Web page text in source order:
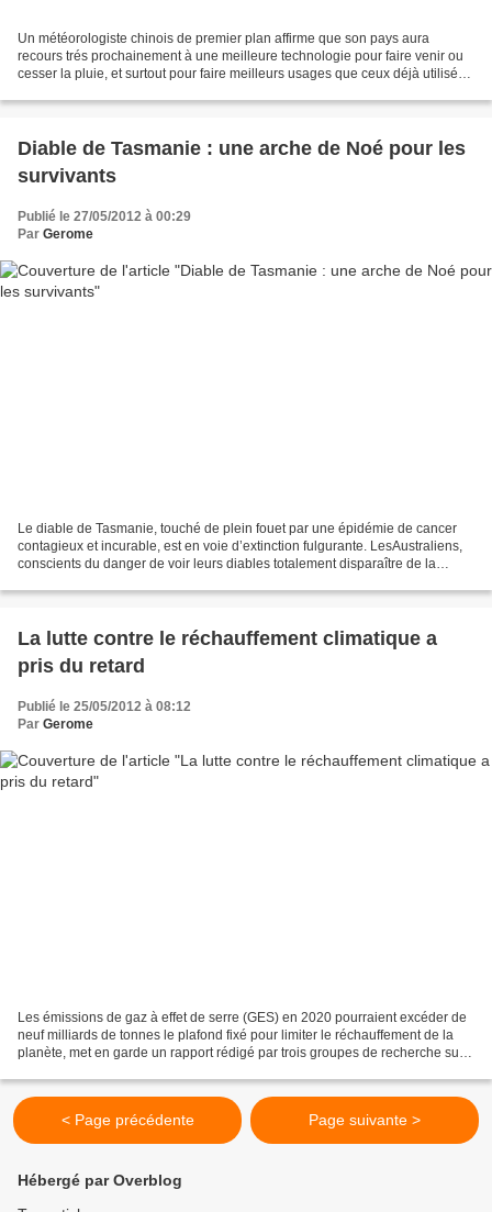
Un météorologiste chinois de premier plan affirme que son pays aura
recours trés prochainement à une meilleure technologie pour faire venir ou
cesser la pluie, et surtout pour faire meilleurs usages que ceux déjà utilisés
Diable de Tasmanie : une arche de Noé pour les
survivants
Publié le 27/05/2012 à 00:29
Par Gerome
Le diable de Tasmanie, touché de plein fouet par une épidémie de cancer
contagieux et incurable, est en voie d’extinction fulgurante. LesAustraliens,
conscients du danger de voir leurs diables totalement disparaître de la
La lutte contre le réchauffement climatique a
pris du retard
Publié le 25/05/2012 à 08:12
Par Gerome
Les émissions de gaz à effet de serre (GES) en 2020 pourraient excéder de
neuf milliards de tonnes le plafond fixé pour limiter le réchauffement de la
planète, met en garde un rapport rédigé par trois groupes de recherche sur
< Page précédente Page suivante >
Hébergé par Overblog